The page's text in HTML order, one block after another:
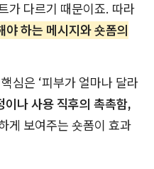
가 다르기 때문이죠. 따라
하는 메시지와 숏폼의
심은 ‘피부가 얼마나 달라
이나 사용 직후의 촉촉함,
게 보여주는 숏폼이 효과